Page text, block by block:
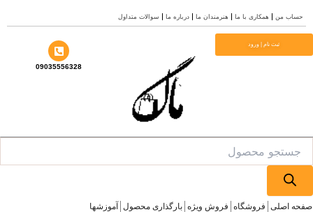
همکاری با ما هنرمندان ما درباره ما سوالات متداول
09035556328
فروشگاه فروش ویژه بارگذاری محصول آموزشها